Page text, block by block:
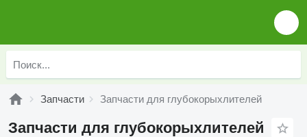
Запчасти Запчасти для глубокорыхлителей
Запчасти для глубокорыхлителей